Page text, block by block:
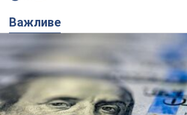
Важливе